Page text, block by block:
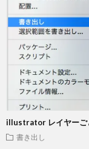
illustrator レイヤーご
書き出し